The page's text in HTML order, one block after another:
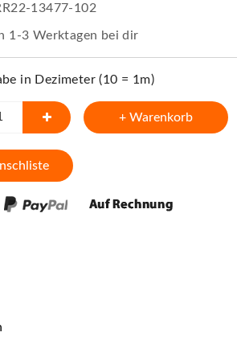
13477-102
1-3 Werktagen bei dir
in Dezimeter (10 = 1m)
+ Warenkorb